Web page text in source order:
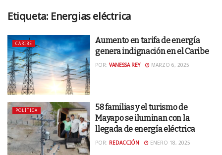
Etiqueta: Energias eléctrica
CARIBE
Aumento en tarifa de energía
genera indignación en el Caribe
POR: VANESSA REY MARZO 6, 2025
POLÍTICA
58 familias y el turismo de
Mayapo se iluminan con la
llegada de energía eléctrica
POR: REDACCIÓN ENERO 18, 2025